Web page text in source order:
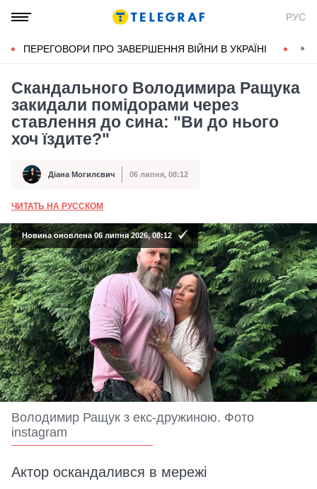
РУС
ПЕРЕГОВОРИ ПРО ЗАВЕРШЕННЯ ВІЙНИ В УКРАЇНІ
Скандального Володимира Ращука
закидали помідорами через
ставлення до сина: "Ви до нього
хоч їздите?"
Автор Діана Могилєвич
Дата публікації 06 липня, 08:12
ЧИТАТЬ НА РУССКОМ
Новина оновлена 06 липня 2026, 08:12
Володимир Ращук з екс-дружиною. Фото
instagram
Актор оскандалився в мережі